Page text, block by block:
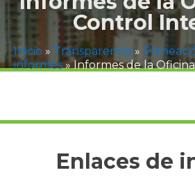
Control
Inicio » Transparencia »
informes»Informes de la
Enlaces de